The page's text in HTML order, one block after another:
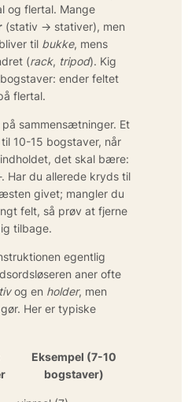
og flertal. Mange
(stativ → stativer), men
til bukke, mens
(rack, tripod). Kig
ender feltet
flertal.
sammensætninger. Et
10-15 bogstaver, når
det skal bære:
. Har du allerede kryds til
givet; mangler du
felt, så prøv at fjerne
tilbage.
egentlig
aner ofte
og en holder, men
Her er typiske
Eksempel (7-10
bogstaver)